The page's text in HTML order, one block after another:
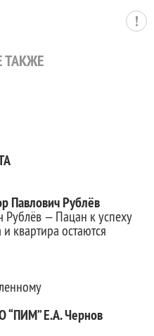
ТАКЖЕ
Павлович Рублёв
— Пацан к успеху
квартира остаются
“ПИМ” Е.А. Чернов